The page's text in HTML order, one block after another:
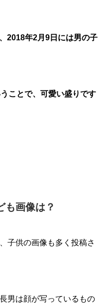
2018年2月9日には男の子
ことで、可愛い盛りです
も画像は？
子供の画像も多く投稿さ
男は顔が写っているもの